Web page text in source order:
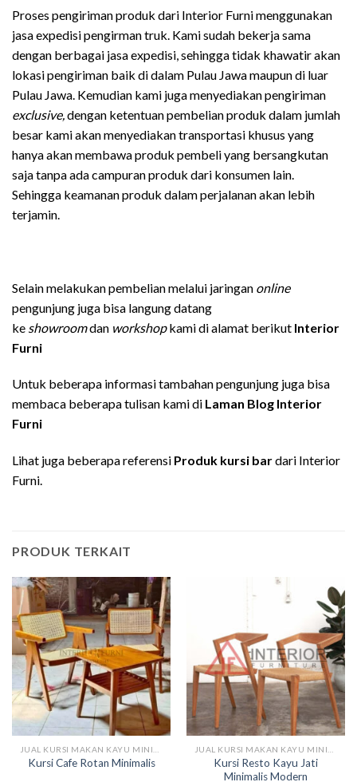
Proses pengiriman produk dari Interior Furni menggunakan
jasa expedisi pengirman truk. Kami sudah bekerja sama
dengan berbagai jasa expedisi, sehingga tidak khawatir akan
lokasi pengiriman baik di dalam Pulau Jawa maupun di luar
Pulau Jawa. Kemudian kami juga menyediakan pengiriman
exclusive,dengan ketentuan pembelian produk dalam jumlah
besar kami akan menyediakan transportasi khusus yang
hanya akan membawa produk pembeli yang bersangkutan
saja tanpa ada campuran produk dari konsumen lain.
Sehingga keamanan produk dalam perjalanan akan lebih
terjamin.
Selain melakukan pembelian melalui jaringan online
pengunjung juga bisa langung datang
ke showroomdan workshopkami di alamat berikut Interior
Furni
Untuk beberapa informasi tambahan pengunjung juga bisa
membaca beberapa tulisan kami di Laman Blog Interior
Furni
Lihat juga beberapa referensi Produk kursi bardari Interior
Furni.
PRODUK TERKAIT
Kursi Cafe Rotan Minimalis
Kursi Resto Kayu Jati
Minimalis Modern